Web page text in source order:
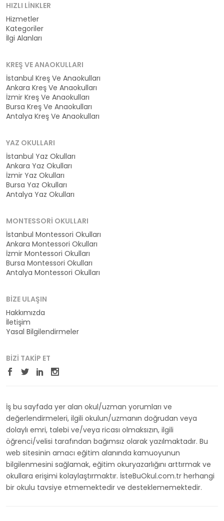
HIZLI LINKLER
Hizmetler
Kategoriler
İlgi Alanları
KREŞ VE ANAOKULLARI
İstanbul Kreş Ve Anaokulları
Ankara Kreş Ve Anaokulları
İzmir Kreş Ve Anaokulları
Bursa Kreş Ve Anaokulları
Antalya Kreş Ve Anaokulları
YAZ OKULLARI
İstanbul Yaz Okulları
Ankara Yaz Okulları
İzmir Yaz Okulları
Bursa Yaz Okulları
Antalya Yaz Okulları
MONTESSORI OKULLARI
İstanbul Montessori Okulları
Ankara Montessori Okulları
İzmir Montessori Okulları
Bursa Montessori Okulları
Antalya Montessori Okulları
BIZE ULAŞIN
Hakkımızda
İletişim
Yasal Bilgilendirmeler
BIZI TAKIP ET
İş bu sayfada yer alan okul/uzman yorumları ve
değerlendirmeleri, ilgili okulun/uzmanın doğrudan veya
dolaylı emri, talebi ve/veya ricası olmaksızın, ilgili
öğrenci/velisi tarafından bağımsız olarak yazılmaktadır. Bu
web sitesinin amacı eğitim alanında kamuoyunun
bilgilenmesini sağlamak, eğitim okuryazarlığını arttırmak ve
okullara erişimi kolaylaştırmaktır. İsteBuOkul.com.tr herhangi
bir okulu tavsiye etmemektedir ve desteklememektedir.